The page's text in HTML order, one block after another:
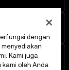
dengan
Kami juga
oleh Anda